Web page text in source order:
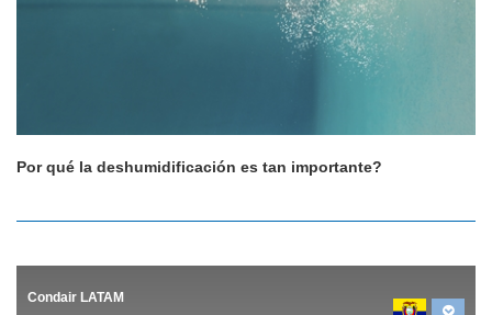
Por qué la deshumidificación es tan importante?
Condair LATAM